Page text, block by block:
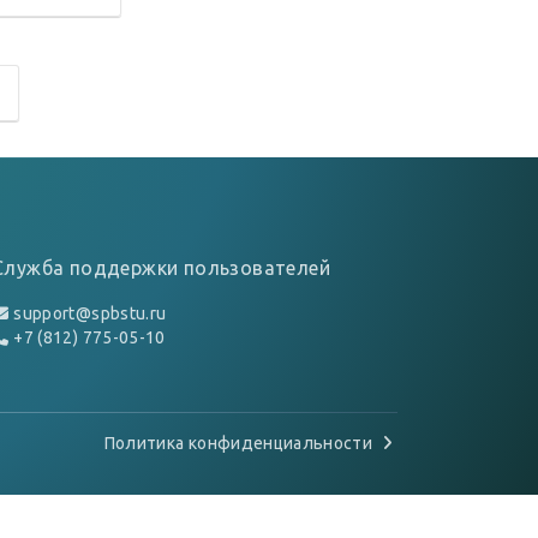
поддержки пользователей
support@spbstu.ru
+7 (812) 775-05-10
Политика конфиденциальности